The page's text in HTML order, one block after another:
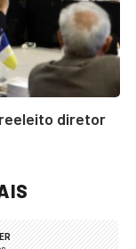
diretor